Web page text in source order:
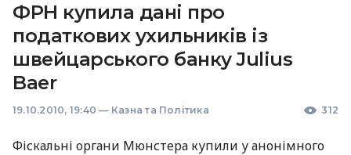
ФРН купила дані про
податкових ухильників із
швейцарського банку Julius
Baer
19.10.2010, 19:40 — Казна та Політика 312
Фіскальні органи Мюнстера купили у анонімного